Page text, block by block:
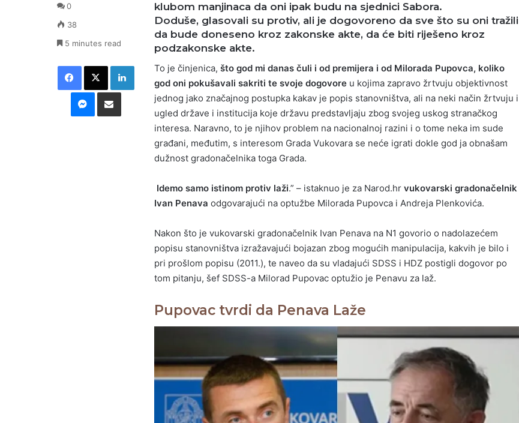
klubom manjinaca da oni ipak budu na sjednici Sabora.
Doduše, glasovali su protiv, ali je dogovoreno da sve što su oni tražili
da bude doneseno kroz zakonske akte, da će biti riješeno kroz
podzakonske akte.
To je činjenica, što god mi danas čuli i od premijera i od Milorada Pupovca, koliko
god oni pokušavali sakriti te svoje dogovore u kojima zapravo žrtvuju objektivnost
jednog jako značajnog postupka kakav je popis stanovništva, ali na neki način žrtvuju i
ugled države i institucija koje državu predstavljaju zbog svojeg uskog stranačkog
interesa. Naravno, to je njihov problem na nacionalnoj razini i o tome neka im sude
građani, međutim, s interesom Grada Vukovara se neće igrati dokle god ja obnašam
dužnost gradonačelnika toga Grada.
Idemo samo istinom protiv laži.” – istaknuo je za Narod.hr vukovarski gradonačelnik
Ivan Penava odgovarajući na optužbe Milorada Pupovca i Andreja Plenkovića.
Nakon što je vukovarski gradonačelnik Ivan Penava na N1 govorio o nadolazećem
popisu stanovništva izražavajući bojazan zbog mogućih manipulacija, kakvih je bilo i
pri prošlom popisu (2011.), te naveo da su vladajući SDSS i HDZ postigli dogovor po
tom pitanju, šef SDSS-a Milorad Pupovac optužio je Penavu za laž.
Pupovac tvrdi da Penava Laže
0
38
5 minutes read
Facebook
X LinkedIn
Messenger
Podijeli putem E-maila